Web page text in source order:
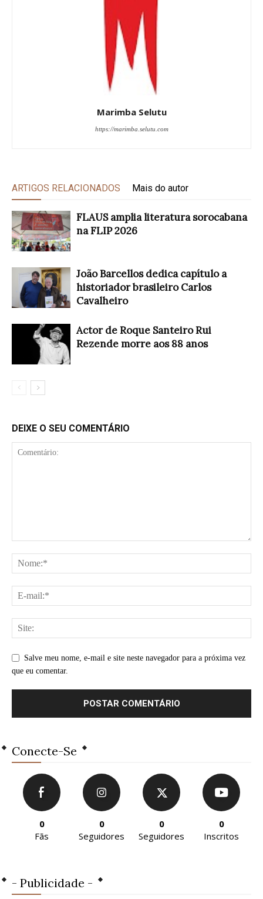
Marimba Selutu
https://marimba.selutu.com
ARTIGOS RELACIONADOS Mais do autor
FLAUS amplia literatura sorocabana
na FLIP 2026
João Barcellos dedica capítulo a
historiador brasileiro Carlos
Cavalheiro
Actor de Roque Santeiro Rui
Rezende morre aos 88 anos
DEIXE O SEU COMENTÁRIO
Salve meu nome, e-mail e site neste navegador para a próxima vez
que eu comentar.
Conecte-Se
0
Fãs
0
Seguidores
0
Seguidores
0
Inscritos
- Publicidade -